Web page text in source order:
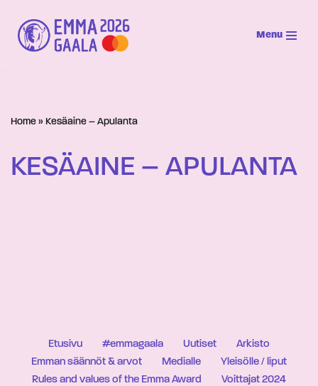
Siirry
suoraan
Menu
Home » Kesäaine – Apulanta
KESÄAINE – APULANTA
Etusivu #emmagaala Uutiset
Arkisto
Emman säännöt & arvot
Medialle
Yleisölle / liput
Rules and values of the Emma Award
Voittajat 2024